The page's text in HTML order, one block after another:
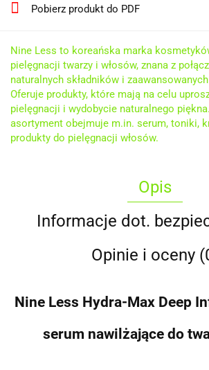
Pobierz produkt do PDF
Nine Less to koreańska marka
pielęgnacji twarzy i włosów, znana z
naturalnych składników i
Oferuje produkty, które mają na celu
pielęgnacji i wydobycie naturalnego
asortyment obejmuje m.in. serum, toniki,
produkty do pielęgnacji włosów.
Opis
Informacje dot.
Opinie i oceny
Nine Less Hydra-Max Deep
serum nawilżające do